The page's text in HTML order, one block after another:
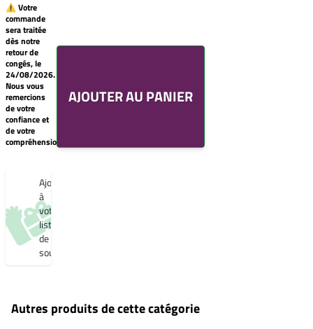
Starlight 2525
Gris 2900 Sablé
YW355F
Noir 2200
⚠ Votre
commande
sera traitée
dès notre
retour de
congés, le
24/08/2026.
Nous vous
remercions
de votre
confiance et
de votre
compréhension.
AJOUTER AU PANIER
Votre
liste
de
souhaits
Un
produit
0,00€
Créer
une
nouvelle
souhaitsAjouter
à
votre
liste
de
souhaits
Autres produits de cette catégorie